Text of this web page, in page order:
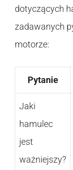
dotyczących
zadawanych
motorze:
Pytanie
Jaki
hamulec
jest
ważniejszy?